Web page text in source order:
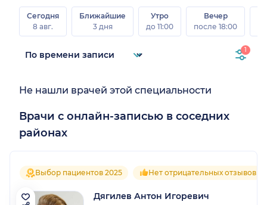
Сегодня
8 авг.
Ближайшие
3 дня
Утро
до 11:00
Вечер
после 18:00
1
Не нашли врачей этой специальности
Врачи с онлайн-записью в соседних
районах
Выбор пациентов 2025 Нет отрицательных отзывов
Дягилев Антон Игоревич